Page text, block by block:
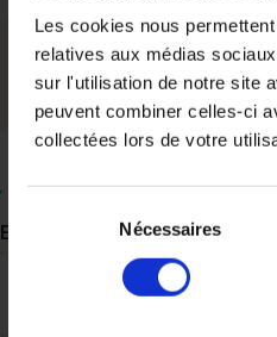
Les cookies nous
relatives aux médias
sur l'utilisation de notre site
peuvent combiner celles-ci
collectées lors de votre
consentement
Nécessaires